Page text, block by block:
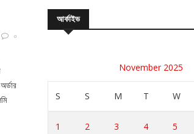
০
আর্কাইভ
November 2025
S S M T W
1 2 3 4 5